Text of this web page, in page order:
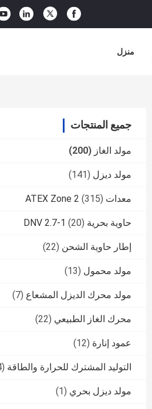
منزل
جميع المنتجات
مولد الغاز (200)
مولد ديزل (141)
معدات ATEX Zone 2 (315)
حاوية بحرية DNV 2.7-1 (20)
إطار حاوية الشحن (22)
مولد محمول (13)
مولد محرك الديزل المشعاع (7)
محرك الغاز الطبيعي (22)
عمود إنارة (12)
التوليد المشترك للحرارة والطاقة (4)
مولد ديزل بحري (1)